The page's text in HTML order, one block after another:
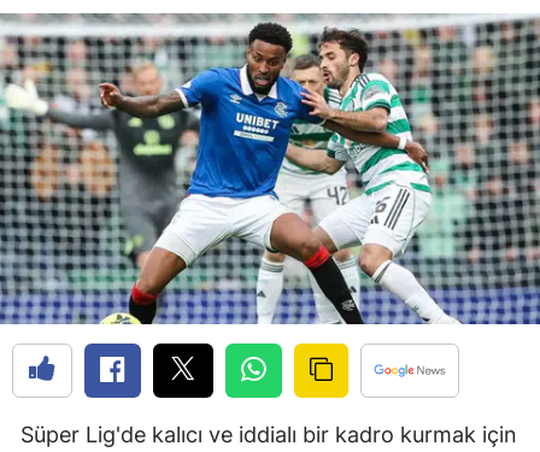
Bursa
Çanakkale
Çankırı
Çorum
Denizli
Diyarbakır
Edirne
Elazığ
Süper Lig'de kalıcı ve iddialı bir kadro kurmak için